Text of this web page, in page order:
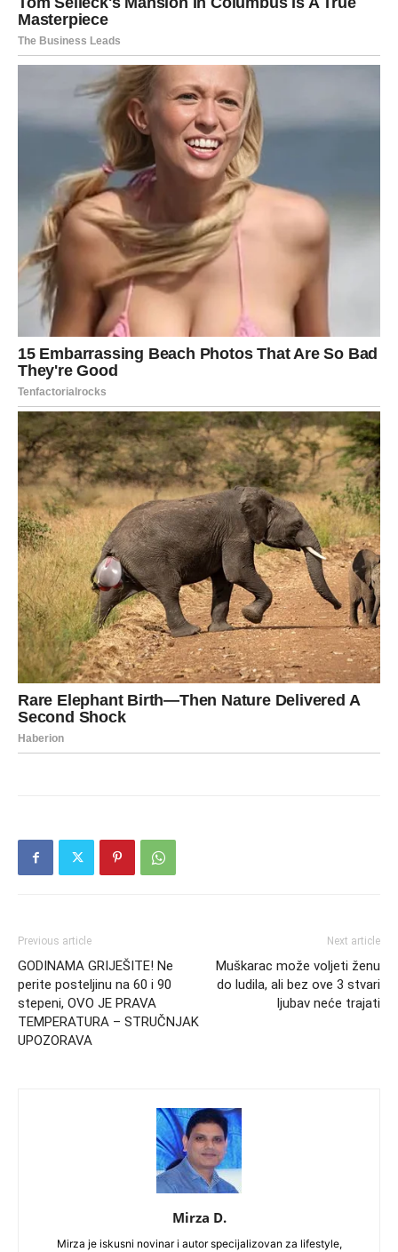
Previous article
GODINAMA GRIJEŠITE! Ne
perite posteljinu na 60 i 90
stepeni, OVO JE PRAVA
TEMPERATURA – STRUČNJAK
UPOZORAVA
Next article
Muškarac može voljeti ženu
do ludila, ali bez ove 3 stvari
ljubav neće trajati
Mirza D.
Mirza je iskusni novinar i autor specijalizovan za lifestyle,